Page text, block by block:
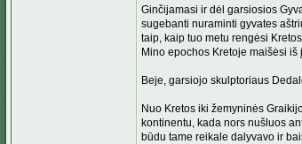
Ginčijamasi ir dėl garsiosios
sugebanti nuraminti gyvates
taip, kaip tuo metu rengėsi
Mino epochos Kretoje maišėsi
Beje, garsiojo skulptoriaus
Nuo Kretos iki žemyninės
kontinentu, kada nors nušluos
būdu tame reikale dalyvavo ir